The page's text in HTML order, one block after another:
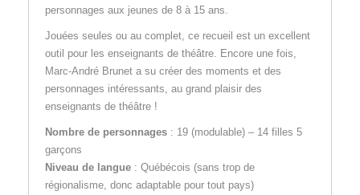
personnages aux jeunes de 8 à 15 ans.
Jouées seules ou au complet, ce recueil est un excellent
outil pour les enseignants de théâtre. Encore une fois,
Marc-André Brunet a su créer des moments et des
personnages intéressants, au grand plaisir des
enseignants de théâtre !
Nombre de personnages : 19 (modulable) – 14 filles 5
garçons
Niveau de langue : Québécois (sans trop de
régionalisme, donc adaptable pour tout pays)